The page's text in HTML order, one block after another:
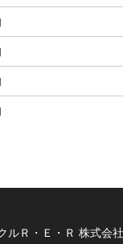
ルＲ・Ｅ・Ｒ 株式会